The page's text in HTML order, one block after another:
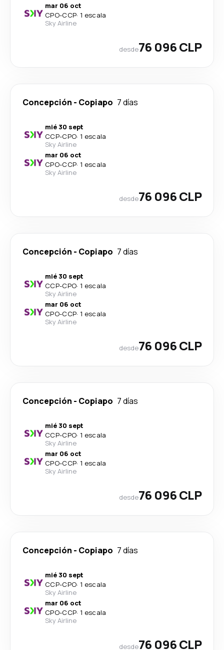
mar 06 oct
CPO-CCP· 1 escala
Sky Airline
desde76 096 CLP
Concepción - Copiapo 7 días
mié 30 sept
CCP-CPO· 1 escala
Sky Airline
mar 06 oct
CPO-CCP· 1 escala
Sky Airline
desde76 096 CLP
Concepción - Copiapo 7 días
mié 30 sept
CCP-CPO· 1 escala
Sky Airline
mar 06 oct
CPO-CCP· 1 escala
Sky Airline
desde76 096 CLP
Concepción - Copiapo 7 días
mié 30 sept
CCP-CPO· 1 escala
Sky Airline
mar 06 oct
CPO-CCP· 1 escala
Sky Airline
desde76 096 CLP
Concepción - Copiapo 7 días
mié 30 sept
CCP-CPO· 1 escala
Sky Airline
mar 06 oct
CPO-CCP· 1 escala
Sky Airline
desde76 096 CLP